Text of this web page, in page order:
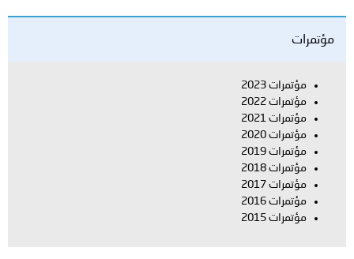
مؤتمرات
مؤتمرات 2023
مؤتمرات 2022
مؤتمرات 2021
مؤتمرات 2020
مؤتمرات 2019
مؤتمرات 2018
مؤتمرات 2017
مؤتمرات 2016
مؤتمرات 2015